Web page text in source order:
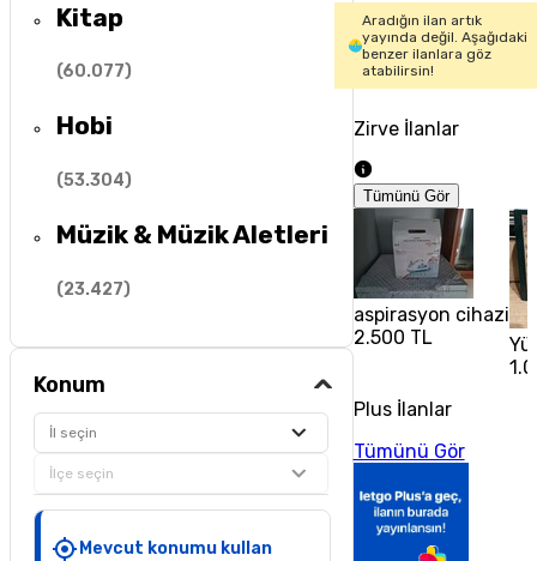
Kitap
(60.077)
Hobi
(53.304)
Müzik & Müzik Aletleri
(23.427)
Konum
İl seçin
İlçe seçin
Mevcut konumu kullan
Aradığın ilan artık
yayında değil. Aşağıdaki
benzer ilanlara göz
atabilirsin!
Zirve İlanlar
Tümünü Gör
aspirasyon cihazi
2.500 TL
Plus İlanlar
Tümünü Gör